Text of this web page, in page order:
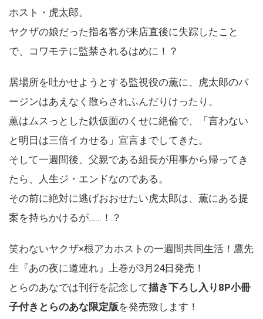
ホスト・虎太郎。
ヤクザの娘だった指名客が来店直後に失踪したこと
で、コワモテに監禁されるはめに！？
居場所を吐かせようとする監視役の薫に、虎太郎のバ
ージンはあえなく散らされふんだりけったり。
薫はムスっとした鉄仮面のくせに絶倫で、「言わない
と明日は三倍イカせる」宣言までしてきた。
そして一週間後、父親である組長が用事から帰ってき
たら、人生ジ・エンドなのである。
その前に絶対に逃げおおせたい虎太郎は、薫にある提
案を持ちかけるが……！？
笑わないヤクザ×根アカホストの一週間共同生活！鷹先
生『あの夜に道連れ』上巻が3月24日発売！
とらのあなでは刊行を記念して描き下ろし入り8P小冊
子付きとらのあな限定版を発売致します！